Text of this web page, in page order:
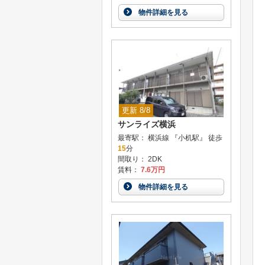
物件詳細を見る
更新 8/8
サンライズ横浜
最寄駅： 横浜線 『小机駅』 徒歩
15分
間取り： 2DK
賃料： 7.6万円
物件詳細を見る